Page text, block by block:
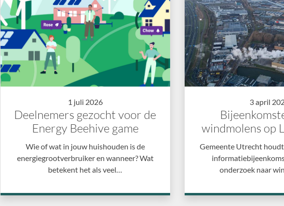
1 juli 2026
Deelnemers gezocht voor de
Energy Beehive game
Wie of wat in jouw huishouden is de
energiegrootverbruiker en wanneer? Wat
betekent het als veel…
3 april
windmolens op
Gemeente Utrecht
onderzoek naar